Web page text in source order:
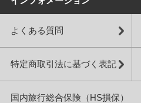
よくある質問
特定商取引法に基づく表記
国内旅行総合保険（HS損保）